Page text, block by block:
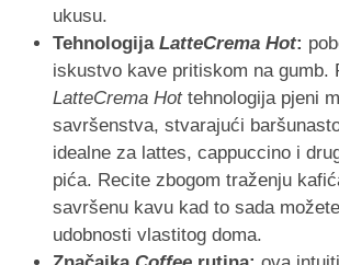
ukusu.
Tehnologija LatteCrema Hot:
iskustvo kave pritiskom na gumb.
LatteCrema Hottehnologija pjeni
savršenstva, stvarajući
idealne za lattes, cappuccino i
pića. Recite zbogom traženju
savršenu kavu kad to sada
udobnosti vlastitog doma.